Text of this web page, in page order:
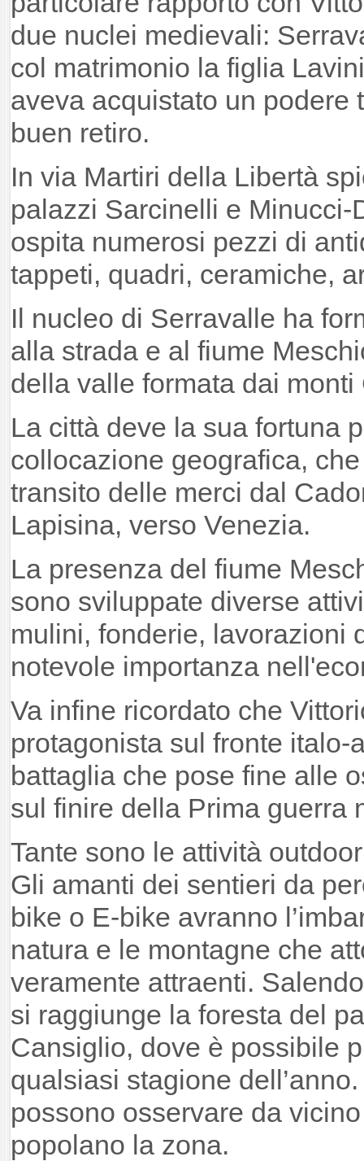
due nuclei medievali:
col matrimonio la figlia
aveva acquistato un podere
buen retiro.
In via Martiri della Libertà
palazzi Sarcinelli e Minucci-
ospita numerosi pezzi di
tappeti, quadri, ceramiche,
Il nucleo di Serravalle ha
alla strada e al fiume
della valle formata dai
La città deve la sua fortuna
collocazione geografica,
transito delle merci dal
Lapisina, verso Venezia.
La presenza del fiume
sono sviluppate diverse
mulini, fonderie, lavorazioni
notevole importanza
Va infine ricordato che
protagonista sul fronte italo-
battaglia che pose fine alle
sul finire della Prima guerra
Tante sono le attività
Gli amanti dei sentieri da
bike o E-bike avranno
natura e le montagne che
veramente attraenti.
si raggiunge la foresta del
Cansiglio, dove è possibile
qualsiasi stagione
possono osservare da
popolano la zona.